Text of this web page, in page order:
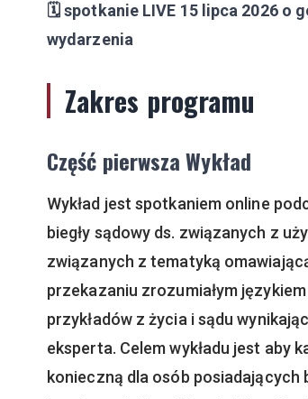
🗓️ spotkanie LIVE 15 lipca 2026 o
wydarzenia
Zakres programu
Część pierwsza Wykład
Wykład jest spotkaniem online
biegły sądowy ds. związanych z
związanych z tematyką
przekazaniu zrozumiałym
przykładów z życia i sądu
eksperta. Celem wykładu jest aby
konieczną dla osób posiadających